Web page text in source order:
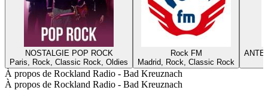
NOSTALGIE POP ROCK
Paris, Rock, Classic Rock, Oldies
Rock FM
Madrid, Rock, Classic Rock
À propos de Rockland Radio - Bad Kreuznach
À propos de Rockland Radio - Bad Kreuznach